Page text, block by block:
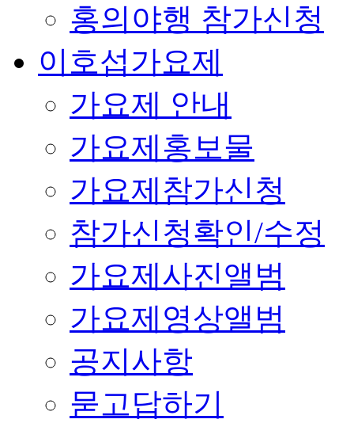
홍의야행 참가신청
이호섭가요제
가요제 안내
가요제홍보물
가요제참가신청
참가신청확인/수정
가요제사진앨범
가요제영상앨범
공지사항
묻고답하기